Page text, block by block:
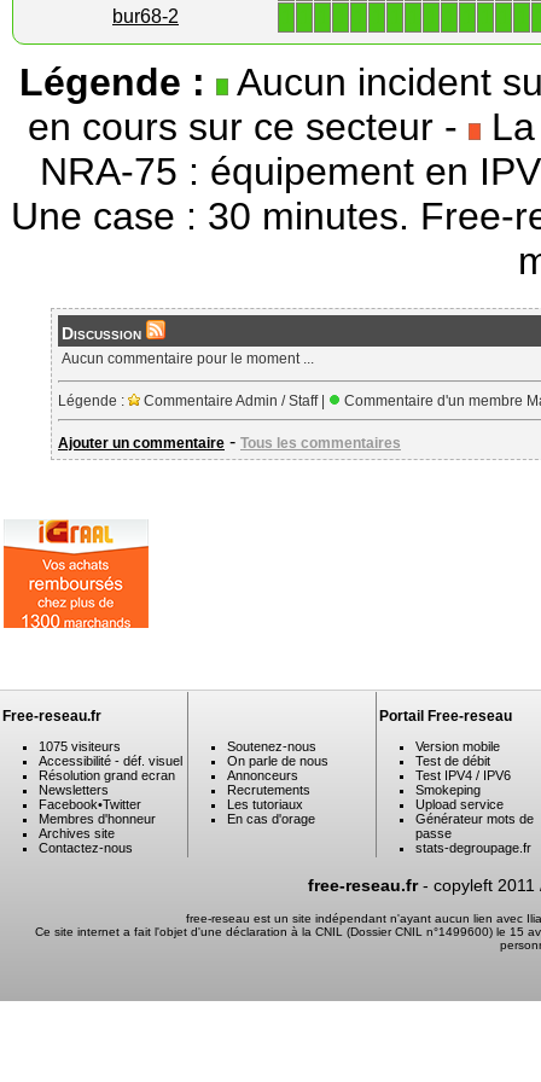
bur68-2
Légende :
Aucun incident
en cours sur ce secteur - La
NRA-75 : équipement en
Une case : 30 minutes. Free-
Discussion
Aucun commentaire pour le moment ...
Légende : Commentaire Admin / Staff | Commentaire d'un membre
Ajouter un commentaire - Tous les commentaires
Free-reseau.fr
1075 visiteurs
Accessibilité - déf. visuel
Résolution grand ecran
Newsletters
Facebook•Twitter
Membres d'honneur
Archives site
Contactez-nous
Soutenez-nous
On parle de nous
Annonceurs
Recrutements
Les tutoriaux
En cas d'orage
Portail Free-reseau
Version mobile
Test de débit
Test IPV4 / IPV6
Smokeping
Upload service
Générateur mots de
passe
stats-degroupage.fr
free-reseau.fr- copyleft 2011
free-reseau est un site indépendant n'ayant aucun lien avec
Ce site internet a fait l'objet d'une déclaration à la CNIL (Dossier CNIL n°1499600) le 15